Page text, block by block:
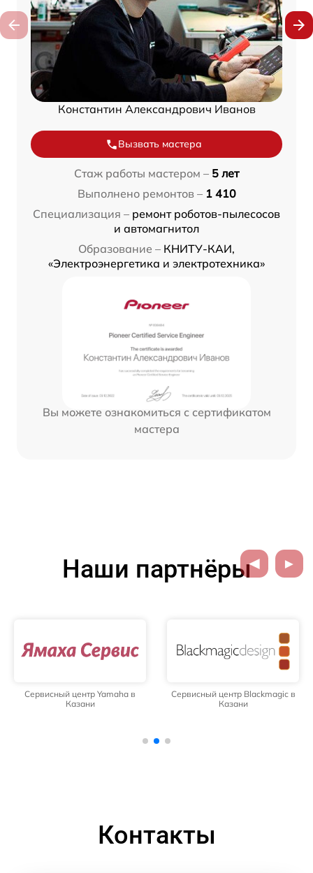
Константин Александрович Иванов
Вызвать мастера
Стаж работы мастером – 5 лет
Выполнено ремонтов – 1 410
Специализация – ремонт роботов-пылесосов
и автомагнитол
Образование – КНИТУ-КАИ,
«Электроэнергетика и электротехника»
Вы можете ознакомиться с сертификатом
мастера
Наши партнёры
Сервисный центр Yamaha в
Казани
Сервисный центр Blackmagic в
Казани
Контакты